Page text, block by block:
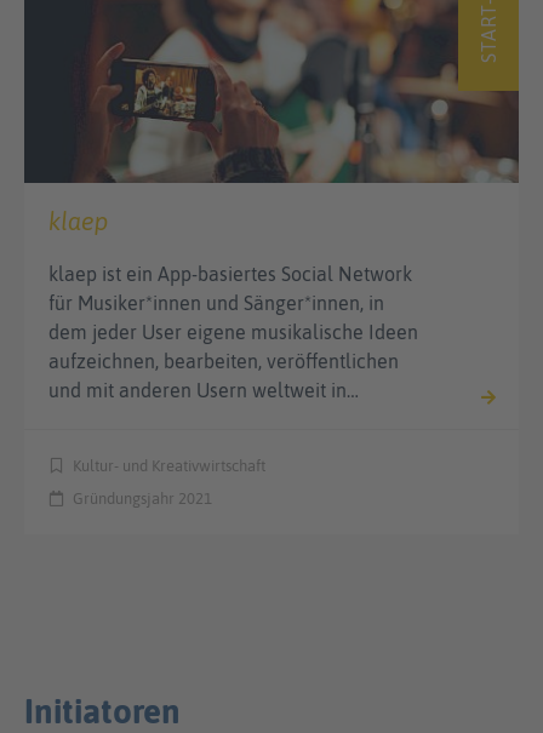
klaep
klaep ist ein App-basiertes Social Network
für Musiker*innen und Sänger*innen, in
dem jeder User eigene musikalische Ideen
aufzeichnen, bearbeiten, veröffentlichen
und mit anderen Usern weltweit in…
Kultur- und Kreativwirtschaft
Gründungsjahr 2021
Initiatoren